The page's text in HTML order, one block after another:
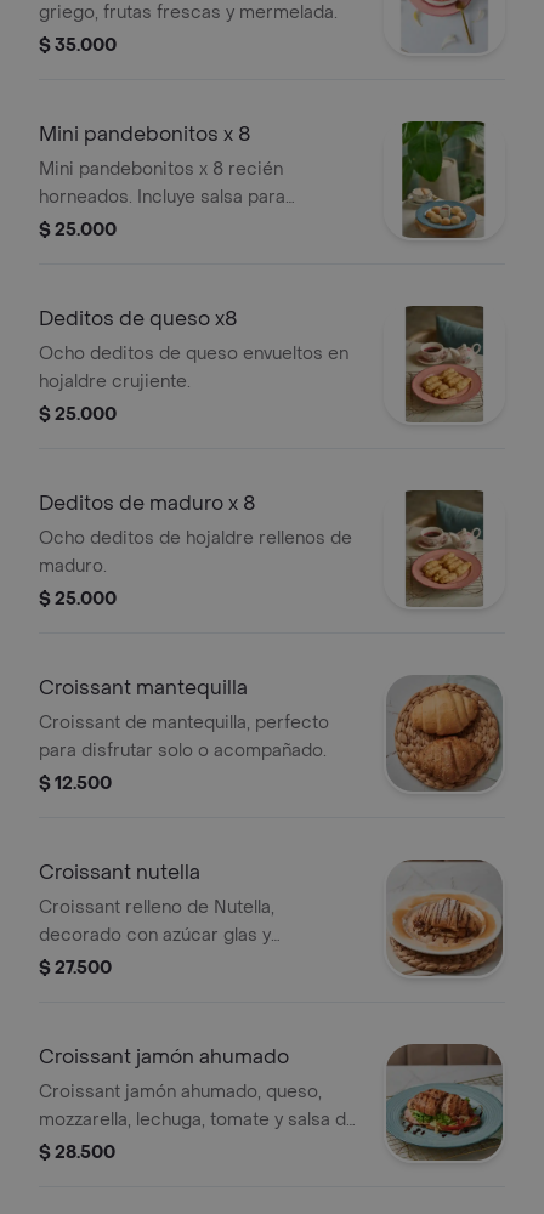
griego, frutas frescas y mermelada.
$ 35.000
Mini pandebonitos x 8
Mini pandebonitos x 8 recién
horneados. Incluye salsa para
acompañar.
$ 25.000
Deditos de queso x8
Ocho deditos de queso envueltos en
hojaldre crujiente.
$ 25.000
Deditos de maduro x 8
Ocho deditos de hojaldre rellenos de
maduro.
$ 25.000
Croissant mantequilla
Croissant de mantequilla, perfecto
para disfrutar solo o acompañado.
$ 12.500
Croissant nutella
Croissant relleno de Nutella,
decorado con azúcar glas y
chocolate.
$ 27.500
Croissant jamón ahumado
Croissant jamón ahumado, queso,
mozzarella, lechuga, tomate y salsa de
ajo
$ 28.500